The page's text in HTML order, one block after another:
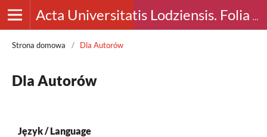
Acta Universitatis Lodziensis. Folia Archaeologica
Strona domowa / Dla Autorów
Dla Autorów
Język / Language